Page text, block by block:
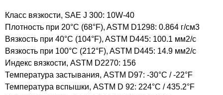
Класс вязкости, SAE J 300: 10W-40
Плотность при 20°C (68°F), ASTM D1298: 0.864 г/см3
Вязкость при 40°C (104°F), ASTM D445: 100.1 мм2/с
Вязкость при 100°C (212°F), ASTM D445: 14.9 мм2/с
Индекс вязкости, ASTM D2270: 156
Температура застывания, ASTM D97: -30°C / -22°F
Температура вспышки, ASTM D 92: 224°C / 435.2°F